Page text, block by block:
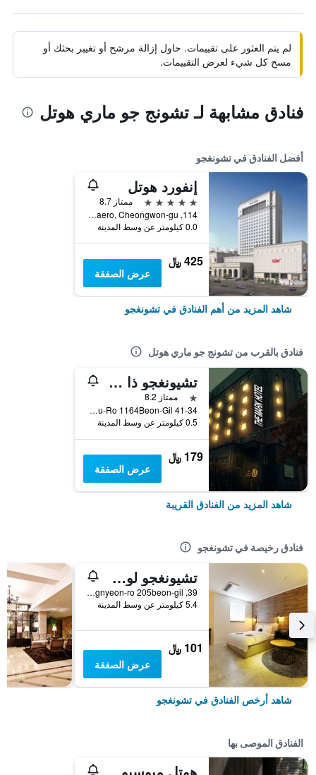
لم يتم العثور على تقييمات. حاول إزالة مرشح أو تغيير بحثك أو
مسح كل شيء لعرض التقييمات.
فنادق مشابهة لـ تشونج جو ماري هوتل
أفضل الفنادق في تشونغجو
إنفورد هوتل
5 نجوم
ممتاز 8.7
114, Chungcheong-Daero, Cheongwon-gu, تشونغجو, كوريا الجنوبية
0.0 كيلومتر عن وسط المدينة
425 ﷼
عرض الصفقة
شاهد المزيد من أهم الفنادق في تشونغجو
فنادق بالقرب من تشونج جو ماري هوتل
تشيونغجو ذا مارك هوتل
نجمة واحدة
ممتاز 8.2
41-34 Garosu-Ro 1164Beon-Gil, تشونغجو, كوريا الجنوبية
0.5 كيلومتر عن وسط المدينة
179 ﷼
عرض الصفقة
شاهد المزيد من الفنادق القريبة
فنادق رخيصة في تشونغجو
تشيونغجو لوسي هوتل
39, Pungnyeon-ro 205beon-gil, تشونغجو, كوريا الجنوبية
5.4 كيلومتر عن وسط المدينة
101 ﷼
عرض الصفقة
شاهد أرخص الفنادق في تشونغجو
الفنادق الموصى بها